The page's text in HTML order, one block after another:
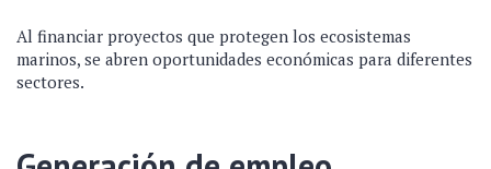
Al financiar proyectos que protegen los ecosistemas
marinos, se abren oportunidades económicas para diferentes
sectores.